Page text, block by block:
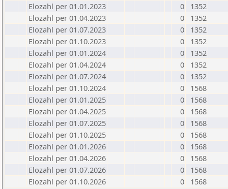
Elozahl per 01.01.2023
0
1352
Elozahl per 01.04.2023
0
1352
Elozahl per 01.07.2023
0
1352
Elozahl per 01.10.2023
0
1352
Elozahl per 01.01.2024
0
1352
Elozahl per 01.04.2024
0
1352
Elozahl per 01.07.2024
0
1352
Elozahl per 01.10.2024
0
1568
Elozahl per 01.01.2025
0
1568
Elozahl per 01.04.2025
0
1568
Elozahl per 01.07.2025
0
1568
Elozahl per 01.10.2025
0
1568
Elozahl per 01.01.2026
0
1568
Elozahl per 01.04.2026
0
1568
Elozahl per 01.07.2026
0
1568
Elozahl per 01.10.2026
0 1568